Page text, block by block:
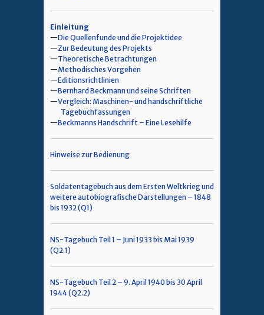
Einleitung
Die Quellenfunde und die Projektidee
Zur Bedeutung des Projekts
Theoretische Betrachtungen
Methodisches Vorgehen
Editionsrichtlinien
Bernhard Beckmann und seine Schriften
Vergleich: Maschinen- und handschriftliche
Tagebuchfassungen
Beckmanns Handschrift – Eine Lesehilfe
Hinweise zur Bedienung
Soldatentagebuch aus dem Ersten Weltkrieg und
weitere autobiografische Darstellungen – 1848
bis 1932 (Q1)
NS-Tagebuch Teil 1 – Juni 1933 bis Mai 1939
(Q2.1)
NS-Tagebuch Teil 2 – 9. April 1940 bis 30 April
1944 (Q2.2)